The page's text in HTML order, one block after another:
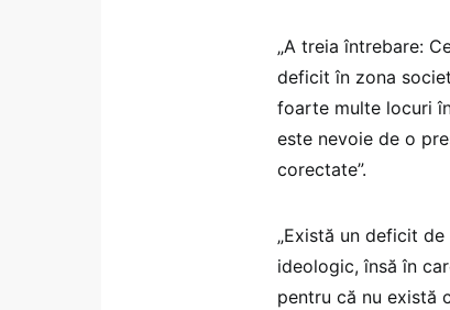
„A treia întrebare:
deficit în zona
foarte multe locuri
este nevoie de o
corectate”.
„Există un deficit
ideologic, însă în
pentru că nu există